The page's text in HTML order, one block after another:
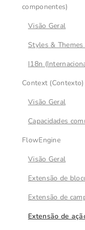
componentes)
Visão Geral
Styles &
I18n
Context (Contexto)
Visão Geral
Capacidades
FlowEngine
Visão Geral
Extensão de
Extensão de
Extensão de